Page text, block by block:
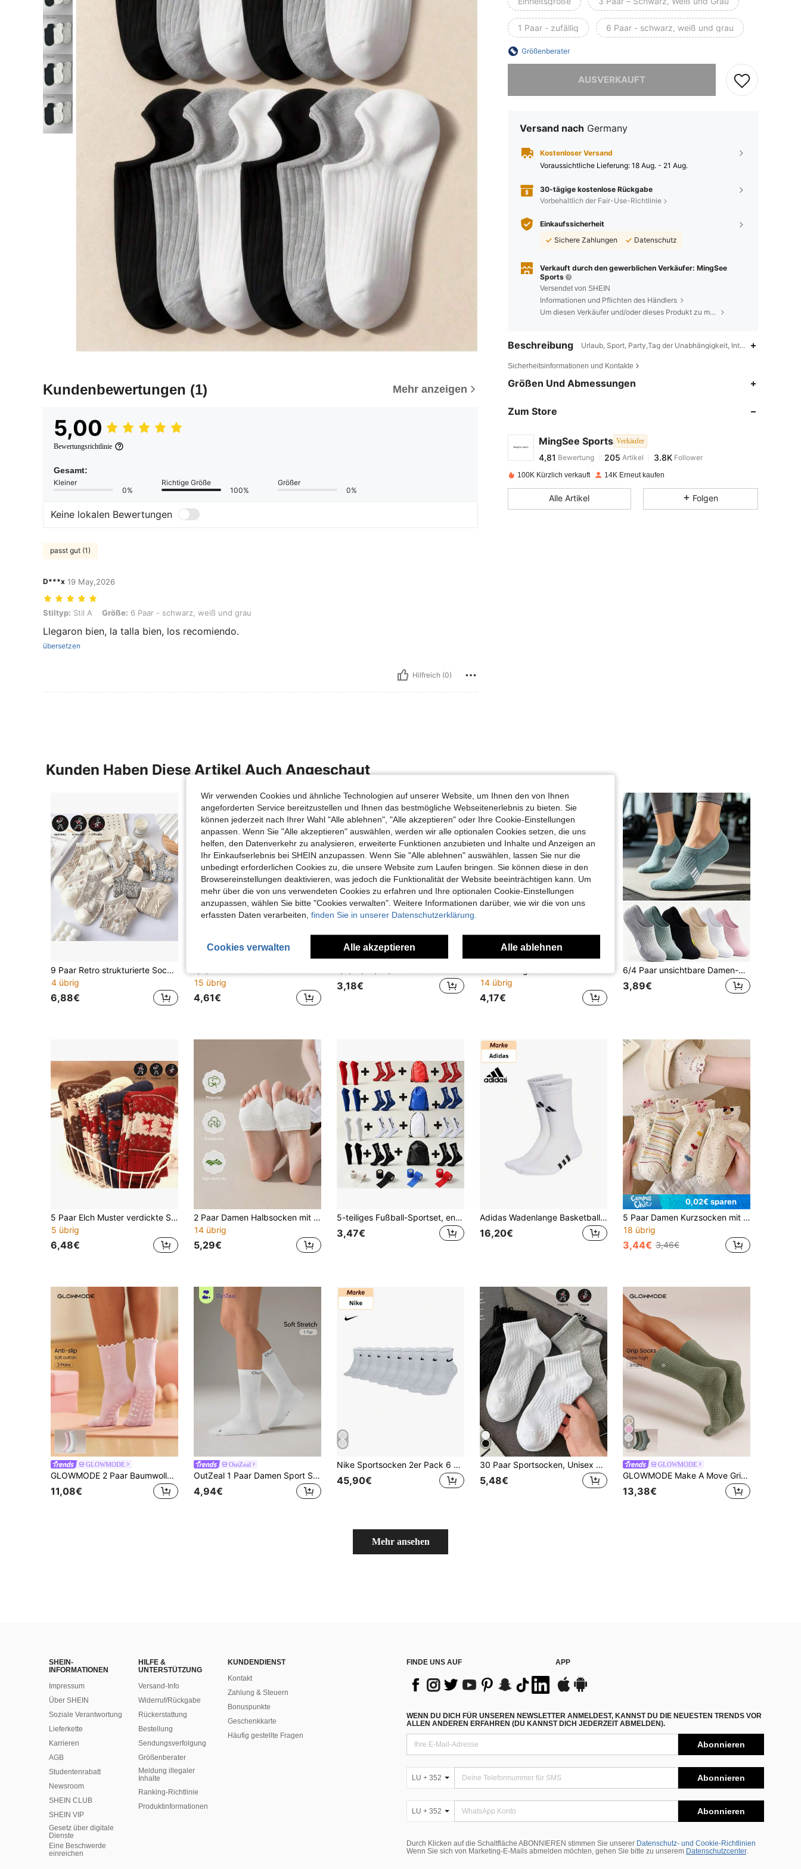
Kundenbewertungen (1) Mehr anzeigen
5,00
Bewertungsrichtlinie
Gesamt:
Kleiner
0%
Richtige Größe
100%
Größer
0%
Keine lokalen Bewertungen
passt gut (1)
D***x 19 May,2026
Stiltyp: Stil A, Größe: 6 Paar - schwarz, weiß und grau
Stiltyp: Stil A Größe: 6 Paar - schwarz, weiß und grau
Llegaron bien, la talla bien, los recomiendo.
übersetzen
Hilfreich (0)
1 Paar - zufällig 6 Paar - schwarz, weiß und grau
Größenberater
AUSVERKAUFT
Versand nach Germany
Kostenloser Versand
Voraussichtliche Lieferung: 18 Aug. - 21 Aug.
30-tägige kostenlose Rückgabe
Vorbehaltlich der Fair-Use-Richtlinie
Einkaufssicherheit
Sichere Zahlungen
Datenschutz
Verkauft durch den gewerblichen Verkäufer: MingSee
Sports
Versendet von SHEIN
Informationen und Pflichten des Händlers
Um diesen Verkäufer und/oder dieses Produkt zu melden
Beschreibung Urlaub, Sport, Party,Tag der Unabhängigkeit, Internationaler Tag
Sicherheitsinformationen und Kontakte
Größen Und Abmessungen
Zum Store
MingSee Sports Verkäufer
4,81
4,81
205Artikel
4***1bezahltVor 1 Tag
4,81 205 3.8K
100K Kürzlich verkauft 14K Erneut kaufen
Alle Artikel Folgen
Kunden Haben Diese Artikel Auch Angeschaut
9 Paar Retro strukturierte Socken für Outdoor-Sport, bequeme und atmungsaktive Bootssocken, Damensocken
4 übrig
6,88€
15 übrig
4,61€
3,18€
14 übrig
4,17€
6/4 Paar unsichtbare Damen-Sportsocken, atmungsaktive, feuchtigkeitsableitende niedrige Socken, bequem und rutschfest, geeignet für Sport, Fitness, Laufen, Radfahren und tägliche Freizeitkleidung, mehrfarbiger All-Season-Stil
3,89€
5 Paar Elch Muster verdickte Socken, bequeme & warme mittellange Weihnachtssocken, Damensocken
5 übrig
6,48€
2 Paar Damen Halbsocken mit offener Zehenpartie, unsichtbare Socken, hohe Elastizität, rutschfeste Polsterung an der Vorderseite, zur Linderung von Reibungsschmerzen zwischen den Zehen, geeignet für Sandalen, High Heels und Mule-Schuhe
14 übrig
5,29€
5-teiliges Fußball-Sportset, enthält 2 Paar rutschfeste Polka-Dot-Fußball-Schienbeinschoner-Socken, 1 gestrickte Knöchelmanschette, 1 Kordelzug-Tasche, geeignet für Fußballbegeisterte, Fußballspiele und Trainingszubehör
3,47€
Adidas Wadenlange Basketballsocken, warme weiße Laufsocken mit Frottee-Sohle, Unisex, Winter neue Stile IA3949, IA3950, IA3951, HT3452, IC9521
16,20€
0,02€ sparen
5 Paar Damen Kurzsocken mit Polka-Dot-Muster, modisches süßes Cartoon-Muster, atmungsaktiv und schweißabsorbierend, lässige Sportsocken für Frühling und Sommer
18 übrig
3,44€ 3,46€
GLOWMODE
GLOWMODE 2 Paar Baumwollmischung Powerhouse Pilates Grip Socken mit Rüschensaum & rutschfesten Griffen für tägliche aktive Studio-Kleidung
11,08€
OutZeal
OutZeal 1 Paar Damen Sport Socken, weich, rutschfest, verschleißfest, für Fitness, Yoga, Radfahren, ganzjährig
4,94€
Nike Sportsocken 2er Pack 6 Paar / 3er Pack 9 Paar Unisex Mittelhoch Baumwollsocken Weiß Schnelltrocknend Schweißabsorbierend Rutschfest Basketball Lauf Training Socken SX7677-100
45,90€
30 Paar Sportsocken, Unisex Anti-Geruch kurze Socken, feuchtigkeitsableitend, atmungsaktiv, antibakteriell, leichte Knöchelsocken, geeignet für Sport und Freizeitkleidung, Schulanfang, Herbst/Winter-Stil (15 Paar/10 Paar/9 Paar/5 Paar)
5,48€
6
GLOWMODE
GLOWMODE Make A Move Grip Scrunch Crew Socken
13,38€
Mehr ansehen
SHEIN-
INFORMATIONEN
Impressum
Über SHEIN
Soziale Verantwortung
Lieferkette
Karrieren
AGB
Studentenrabatt
Newsroom
SHEIN CLUB
SHEIN VIP
Gesetz über digitale
Dienste
Eine Beschwerde
einreichen
HILFE &
UNTERSTÜTZUNG
Versand-Info
Widerruf/Rückgabe
Rückerstattung
Bestellung
Sendungsverfolgung
Größenberater
Meldung illegaler
Inhalte
Ranking-Richtlinie
​Produktinformationen
KUNDENDIENST
Kontakt
Zahlung & Steuern
Bonuspunkte
Geschenkkarte
Häufig gestellte Fragen
FINDE UNS AUF APP
WENN DU DICH FÜR UNSEREN NEWSLETTER ANMELDEST, KANNST DU DIE NEUESTEN TRENDS VOR
ALLEN ANDEREN ERFAHREN (DU KANNST DICH JEDERZEIT ABMELDEN).
Abonnieren
LU + 352 Abonnieren
LU + 352 Abonnieren
Durch Klicken auf die Schaltfläche ABONNIEREN stimmen Sie unserer Datenschutz- und Cookie-Richtlinien
Wenn Sie sich von Marketing-E-Mails abmelden möchten, gehen Sie bitte zu unserem Datenschutzcenter.
Wir verwenden Cookies und ähnliche Technologien auf unserer Website, um Ihnen den von Ihnen
angeforderten Service bereitzustellen und Ihnen das bestmögliche Webseitenerlebnis zu bieten. Sie
können jederzeit nach Ihrer Wahl "Alle ablehnen", "Alle akzeptieren" oder Ihre Cookie-Einstellungen
anpassen. Wenn Sie "Alle akzeptieren" auswählen, werden wir alle optionalen Cookies setzen, die uns
helfen, den Datenverkehr zu analysieren, erweiterte Funktionen anzubieten und Inhalte und Anzeigen an
Ihr Einkaufserlebnis bei SHEIN anzupassen. Wenn Sie "Alle ablehnen" auswählen, lassen Sie nur die
unbedingt erforderlichen Cookies zu, die unsere Website zum Laufen bringen. Sie können diese in den
Browsereinstellungen deaktivieren, was jedoch die Funktionalität der Website beeinträchtigen kann. Um
mehr über die von uns verwendeten Cookies zu erfahren und Ihre optionalen Cookie-Einstellungen
anzupassen, wählen Sie bitte "Cookies verwalten". Weitere Informationen darüber, wie wir die von uns
erfassten Daten verarbeiten, finden Sie in unserer Datenschutzerklärung.
Cookies verwalten Alle akzeptieren Alle ablehnen